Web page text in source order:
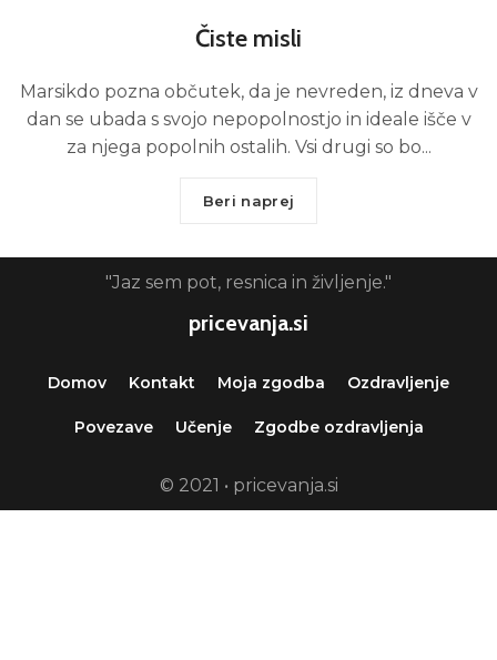
Čiste misli
Marsikdo pozna občutek, da je nevreden, iz dneva v
dan se ubada s svojo nepopolnostjo in ideale išče v
za njega popolnih ostalih. Vsi drugi so bo...
Beri naprej
"Jaz sem pot, resnica in življenje."
pricevanja.si
Domov Kontakt Moja zgodba Ozdravljenje
Povezave Učenje Zgodbe ozdravljenja
© 2021 • pricevanja.si